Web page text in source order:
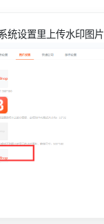
统设置里上传水印图片